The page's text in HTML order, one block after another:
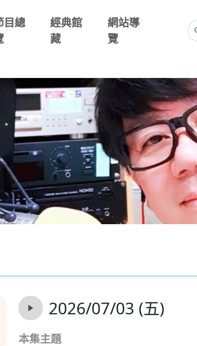
目總
經典館
藏
網站導
覽
2026/07/03 (五)
本集主題